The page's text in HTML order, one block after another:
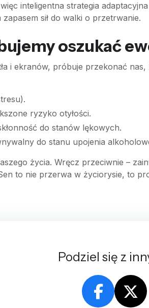
inteligentna strategia
sił do walki o przetrwanie.
oszukać
i ekranów, próbuje przekonać
ryzyko otyłości.
do stanów lękowych.
do stanu upojenia
życia. Wręcz przeciwnie –
to nie przerwa w życiorysie, to
Podziel się z